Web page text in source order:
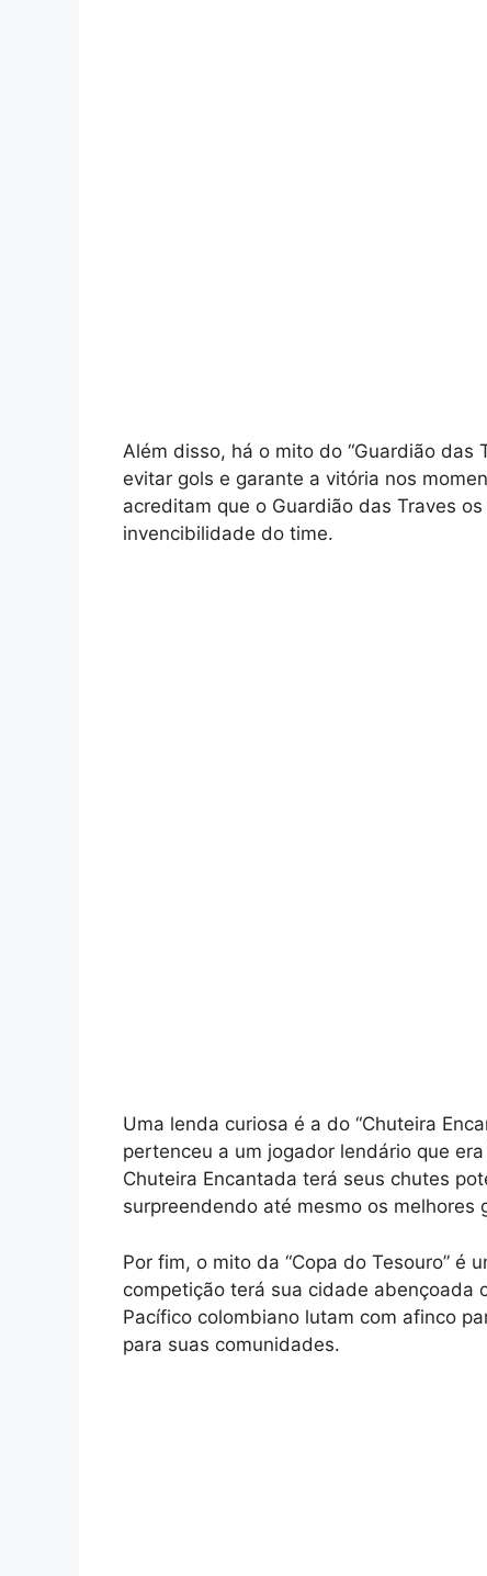
Além disso, há o mito do “Guardião das
evitar gols e garante a vitória nos
acreditam que o Guardião das Traves
invencibilidade do time.
Uma lenda curiosa é a do “Chuteira
pertenceu a um jogador lendário que
Chuteira Encantada terá seus chutes
surpreendendo até mesmo os melhores
Por fim, o mito da “Copa do Tesouro” é
competição terá sua cidade abençoada
Pacífico colombiano lutam com afinco
para suas comunidades.